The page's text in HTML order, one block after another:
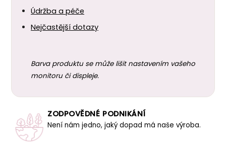
Údržba a péče
Nejčastější dotazy
Barva produktu se může lišit nastavením vašeho
monitoru či displeje.
ZODPOVĚDNÉ PODNIKÁNÍ
Není nám jedno, jaký dopad má naše výroba.